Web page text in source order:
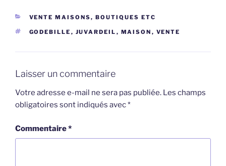
CATÉGORIES
VENTE MAISONS, BOUTIQUES ETC
ÉTIQUETTES
GODEBILLE , JUVARDEIL , MAISON , VENTE
Laisser un commentaire
Votre adresse e-mail ne sera pas publiée. Les champs
obligatoires sont indiqués avec*
Commentaire*